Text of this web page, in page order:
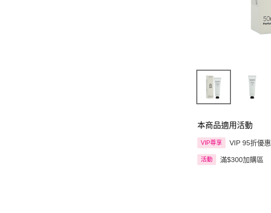
本商品適用活動
VIP尊享 VIP 95折優惠
活動 滿$300加購區